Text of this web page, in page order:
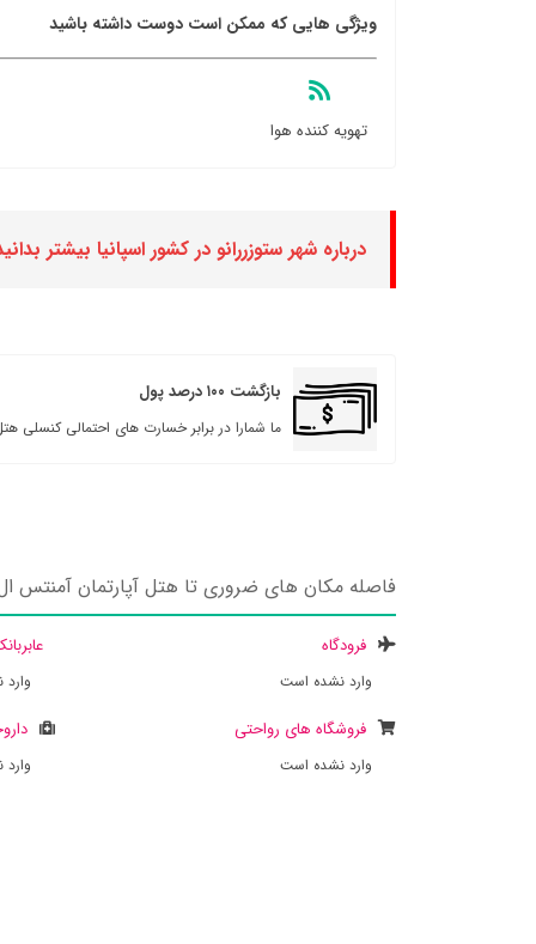
ویژگی هایی که ممکن است دوست داشته باشید
تهویه کننده هوا
درباره شهر ستوزررانو در کشور اسپانیا بیشتر
بازگشت ۱۰۰ درصد پول
ما شمارا در برابر خسارت های احتمالی کنسلی
فاصله مکان های ضروری تا هتل آپارتمان آمنتس
فرودگاه
وارد نشده است
فروشگاه های رواحتی
وارد نشده است